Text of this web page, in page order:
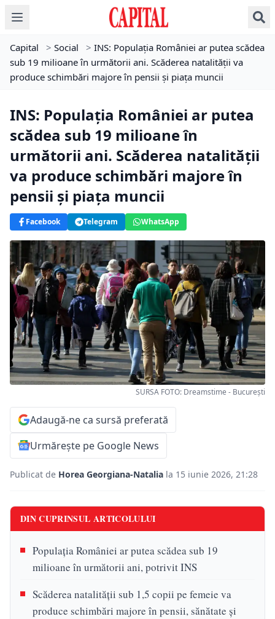
Capital > Social > INS: Populația României ar putea scădea
sub 19 milioane în următorii ani. Scăderea natalității va
produce schimbări majore în pensii și piața muncii
INS: Populația României ar putea
scădea sub 19 milioane în
următorii ani. Scăderea natalității
va produce schimbări majore în
pensii și piața muncii
Facebook Telegram WhatsApp
SURSA FOTO: Dreamstime - București
Adaugă-ne ca sursă preferată
Urmărește pe Google News
Publicat de Horea Georgiana-Natalia la 15 iunie 2026, 21:28
DIN CUPRINSUL ARTICOLULUI
Populația României ar putea scădea sub 19
milioane în următorii ani, potrivit INS
Scăderea natalității sub 1,5 copii pe femeie va
produce schimbări majore în pensii, sănătate și